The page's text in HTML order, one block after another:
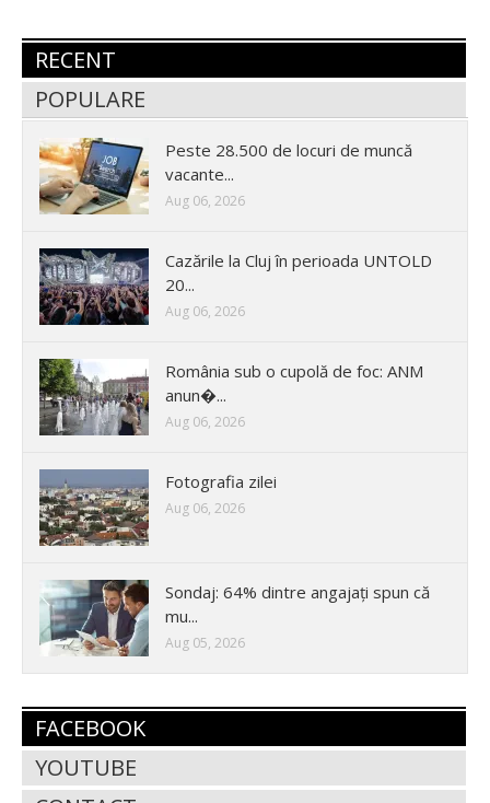
RECENT
POPULARE
Peste 28.500 de locuri de muncă
vacante...
Aug 06, 2026
Cazările la Cluj în perioada UNTOLD
20...
Aug 06, 2026
România sub o cupolă de foc: ANM
anun�...
Aug 06, 2026
Fotografia zilei
Aug 06, 2026
Sondaj: 64% dintre angajați spun că
mu...
Aug 05, 2026
FACEBOOK
YOUTUBE